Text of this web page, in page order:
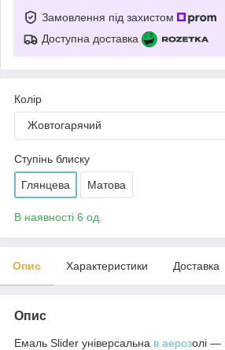
Замовлення під захистом
Доступна доставка
Колір
Жовтогарячий
Ступінь блиску
Глянцева Матова
В наявності 6 од.
Опис Характеристики Доставка
Опис
Емаль Slider універсальна в аерозолі —